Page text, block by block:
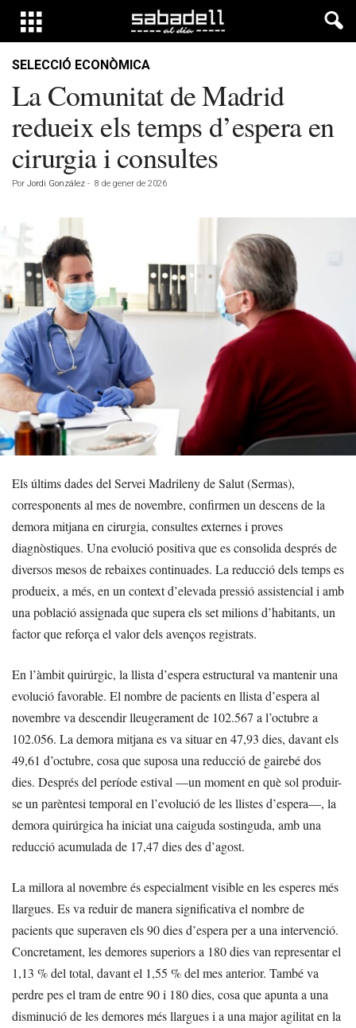
SELECCIÓ ECONÒMICA
La Comunitat de Madrid
redueix els temps d’espera en
cirurgia i consultes
Por Jordi González - 8 de gener de 2026
Els últims dades del Servei Madrileny de Salut (Sermas),
corresponents al mes de novembre, confirmen un descens de la
demora mitjana en cirurgia, consultes externes i proves
diagnòstiques. Una evolució positiva que es consolida després de
diversos mesos de rebaixes continuades. La reducció dels temps es
produeix, a més, en un context d’elevada pressió assistencial i amb
una població assignada que supera els set milions d’habitants, un
factor que reforça el valor dels avenços registrats.
En l’àmbit quirúrgic, la llista d’espera estructural va mantenir una
evolució favorable. El nombre de pacients en llista d’espera al
novembre va descendir lleugerament de 102.567 a l’octubre a
102.056. La demora mitjana es va situar en 47,93 dies, davant els
49,61 d’octubre, cosa que suposa una reducció de gairebé dos
dies. Després del període estival —un moment en què sol produir-
se un parèntesi temporal en l’evolució de les llistes d’espera—, la
demora quirúrgica ha iniciat una caiguda sostinguda, amb una
reducció acumulada de 17,47 dies des d’agost.
La millora al novembre és especialment visible en les esperes més
llargues. Es va reduir de manera significativa el nombre de
pacients que superaven els 90 dies d’espera per a una intervenció.
Concretament, les demores superiors a 180 dies van representar el
1,13 % del total, davant el 1,55 % del mes anterior. També va
perdre pes el tram de entre 90 i 180 dies, cosa que apunta a una
disminució de les demores més llargues i a una major agilitat en la